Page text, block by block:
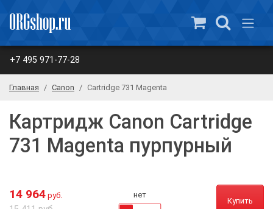
+7 495 971-77-28
Главная Canon Cartridge 731 Magenta
Картридж Canon Cartridge
731 Magenta пурпурный
14 964 руб. нет
Купить